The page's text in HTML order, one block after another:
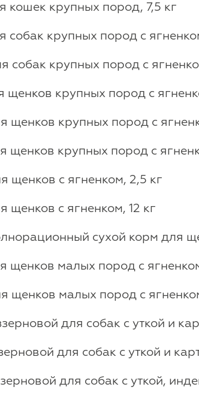
крупных пород, 7,5 кг
крупных пород с
крупных пород с
крупных пород с
крупных пород с
крупных пород с
с ягненком, 2,5 кг
с ягненком, 12 кг
сухой корм для
малых пород с
малых пород с
для собак с уткой и
для собак с уткой и
для собак с уткой,